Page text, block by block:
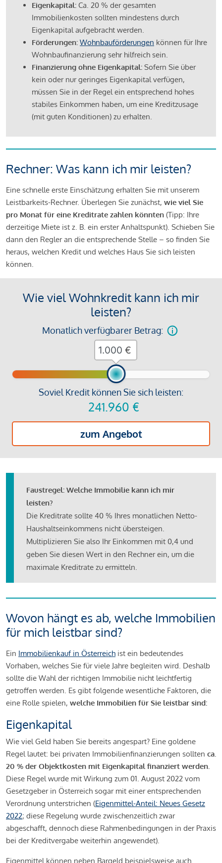
Eigenkapital: Ca. 20 % der gesamten
Immobilienkosten sollten mindestens durch
Eigenkapital aufgebracht werden.
Förderungen: Wohnbauförderungen können für Ihre
Wohnbaufinanzierung sehr hilfreich sein.
Finanzierung ohne Eigenkapital: Sofern Sie über
kein oder nur geringes Eigenkapital verfügen,
müssen Sie in der Regel ein entsprechend hohes
stabiles Einkommen haben, um eine Kreditzusage
(mit guten Konditionen) zu erhalten.
Rechner: Was kann ich mir leisten?
Eine schnelle erste Einschätzung erhalten Sie mit unserem
Leistbarkeits-Rechner. Überlegen Sie zunächst, wie viel Sie
pro Monat für eine Kreditrate zahlen könnten (Tipp: Ihre
derzeitige Miete ist z. B. ein erster Anhaltspunkt). Schieben Sie
dann den Regler an die entsprechende Stelle – so finden Sie
heraus, welchen Kredit und welches Haus Sie sich leisten
können.
Wie viel Wohnkredit kann ich mir
leisten?
Monatlich verfügbarer Betrag:
Soviel Kredit können Sie sich leisten:
241.960 €
zum Angebot
€
Faustregel: Welche Immobilie kann ich mir
leisten?
Die Kreditrate sollte 40 % Ihres monatlichen Netto-
Haushaltseinkommens nicht übersteigen.
Multiplizieren Sie also Ihr Einkommen mit 0,4 und
geben Sie diesen Wert in den Rechner ein, um die
maximale Kreditrate zu ermitteln.
Wovon hängt es ab, welche Immobilien
für mich leistbar sind?
Ein Immobilienkauf in Österreich ist ein bedeutendes
Vorhaben, welches Sie für viele Jahre begleiten wird. Deshalb
sollte die Wahl der richtigen Immobilie nicht leichtfertig
getroffen werden. Es gibt folgende wesentliche Faktoren, die
eine Rolle spielen, welche Immobilien für Sie leistbar sind:
Eigenkapital
Wie viel Geld haben Sie bereits angespart? Eine goldene
Regel lautet: bei privaten Immobilienfinanzierungen sollten ca.
20 % der Objektkosten mit Eigenkapital finanziert werden.
Diese Regel wurde mit Wirkung zum 01. August 2022 vom
Gesetzgeber in Österreich sogar mit einer entsprechenden
Verordnung unterstrichen (Eigenmittel-Anteil: Neues Gesetz
2022; diese Regelung wurde zwischenzeitlich zwar
abgeschafft, dennoch diese Rahmenbedingungen in der Praxis
bei der Kreditvergabe weiterhin angewendet).
Eigenmittel können neben Bargeld beispielsweise auch